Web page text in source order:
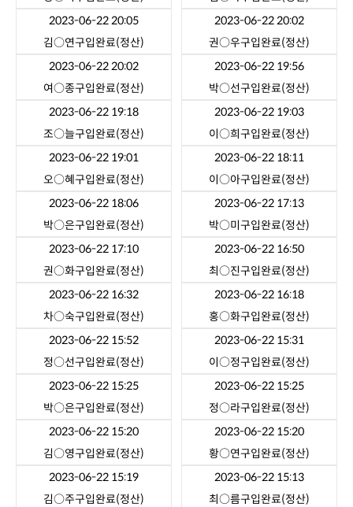
2023-06-22 20:05
김○연구입완료(정산)
2023-06-22 20:02
권○우구입완료(정산)
2023-06-22 20:02
여○종구입완료(정산)
2023-06-22 19:56
박○선구입완료(정산)
2023-06-22 19:18
조○늘구입완료(정산)
2023-06-22 19:03
이○희구입완료(정산)
2023-06-22 19:01
오○혜구입완료(정산)
2023-06-22 18:11
이○아구입완료(정산)
2023-06-22 18:06
박○은구입완료(정산)
2023-06-22 17:13
박○미구입완료(정산)
2023-06-22 17:10
권○화구입완료(정산)
2023-06-22 16:50
최○진구입완료(정산)
2023-06-22 16:32
차○숙구입완료(정산)
2023-06-22 16:18
홍○화구입완료(정산)
2023-06-22 15:52
정○선구입완료(정산)
2023-06-22 15:31
이○정구입완료(정산)
2023-06-22 15:25
박○은구입완료(정산)
2023-06-22 15:25
정○라구입완료(정산)
2023-06-22 15:20
김○영구입완료(정산)
2023-06-22 15:20
황○연구입완료(정산)
2023-06-22 15:19
김○주구입완료(정산)
2023-06-22 15:13
최○름구입완료(정산)